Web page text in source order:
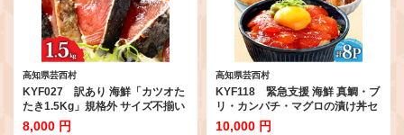
高知県芸西村
KYF027 訳あり 海鮮「カツオた
たき1.5Kg」規格外 サイズ不揃い
傷 わけあり 人気 故郷納税 ラン
8,000 円
高知県芸西村
KYF118 緊急支援 海鮮 真鯛・ブ
リ・カンパチ・マグロの漬け丼セ
ット4種×2P《迷子の真鯛を食べ
10,000 円